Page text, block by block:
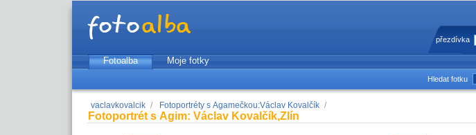
přezdívka
Fotoalba
Moje fotky
Hledat fotku
vaclavkovalcik / Fotoportréty s Agamečkou:Václav Kovalčík /
Fotoportrét s Agim: Václav Kovalčík,Zlín